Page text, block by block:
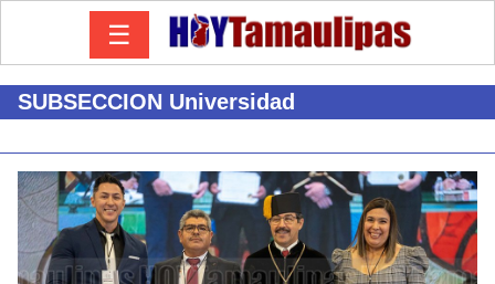
☰
SUBSECCION Universidad